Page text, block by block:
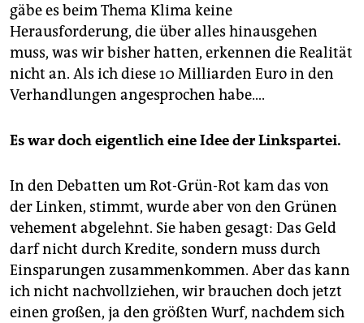
gäbe es beim Thema Klima keine
Herausforderung, die über alles hinausgehen
muss, was wir bisher hatten, erkennen die Realität
nicht an. Als ich diese 10 Milliarden Euro in den
Verhandlungen angesprochen habe….
Es war doch eigentlich eine Idee der Linkspartei.
In den Debatten um Rot-Grün-Rot kam das von
der Linken, stimmt, wurde aber von den Grünen
vehement abgelehnt. Sie haben gesagt: Das Geld
darf nicht durch Kredite, sondern muss durch
Einsparungen zusammenkommen. Aber das kann
ich nicht nachvollziehen, wir brauchen doch jetzt
einen großen, ja den größten Wurf, nachdem sich